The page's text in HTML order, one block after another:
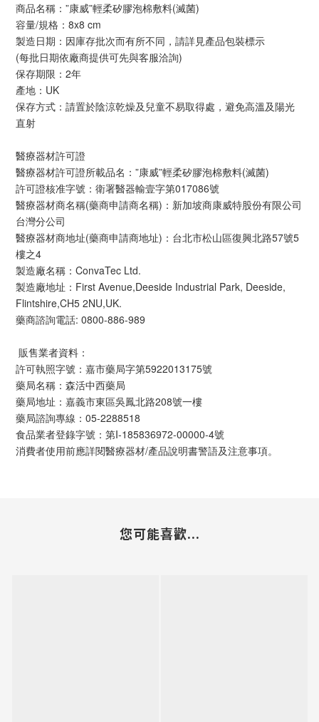
商品名稱：”康威”輕柔矽膠泡棉敷料(滅菌)
容量/規格：8x8 cm
製造日期：因庫存批次而有所不同，請詳見產品包裝標示
(每批日期依廠商提供可先與客服洽詢)
保存期限：2年
產地：UK
保存方式：請置於陰涼乾燥及兒童不易取得處，避免高溫及陽光
直射
醫療器材許可證
醫療器材許可證所載品名：”康威”輕柔矽膠泡棉敷料(滅菌)
許可證核准字號：衛署醫器輸壹字第017086號
醫療器材商名稱(藥商申請商名稱)：新加坡商康威特股份有限公司
台灣分公司
醫療器材商地址(藥商申請商地址)：台北市松山區復興北路57號5
樓之4
製造廠名稱：ConvaTec Ltd.
製造廠地址：First Avenue,Deeside Industrial Park, Deeside,
Flintshire,CH5 2NU,UK.
藥商諮詢電話: 0800-886-989
販售業者資料：
許可執照字號：嘉市藥局字第5922013175號
藥局名稱：森活中西藥局
藥局地址：嘉義市東區吳鳳北路208號一樓
藥局諮詢專線：05-2288518
食品業者登錄字號：第I-185836972-00000-4號
消費者使用前應詳閱醫療器材/產品說明書警語及注意事項。
您可能喜歡...